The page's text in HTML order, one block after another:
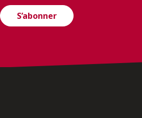
S’abonner